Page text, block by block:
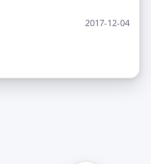
2017-12-04